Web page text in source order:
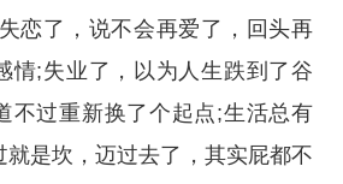
恋了，说不会再爱了，回头再
情;失业了，以为人生跌到了谷
不过重新换了个起点;生活总有
是坎，迈过去了，其实屁都不